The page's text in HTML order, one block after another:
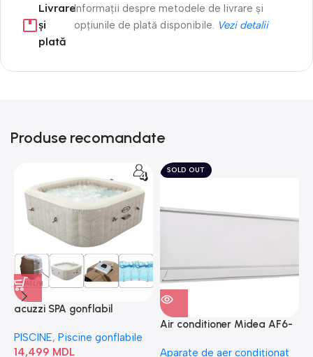
Livrare
și
plată
Informații despre metodele de livrare și
opțiunile de plată disponibile. Vezi detalii
Produse recomandate
acuzzi SPA gonflabil
Bubble” 28446
PISCINE, Piscine gonflabile
14,499 MDL
SOLD OUT
Air conditioner Midea AF6-
Aparate de aer condiționat